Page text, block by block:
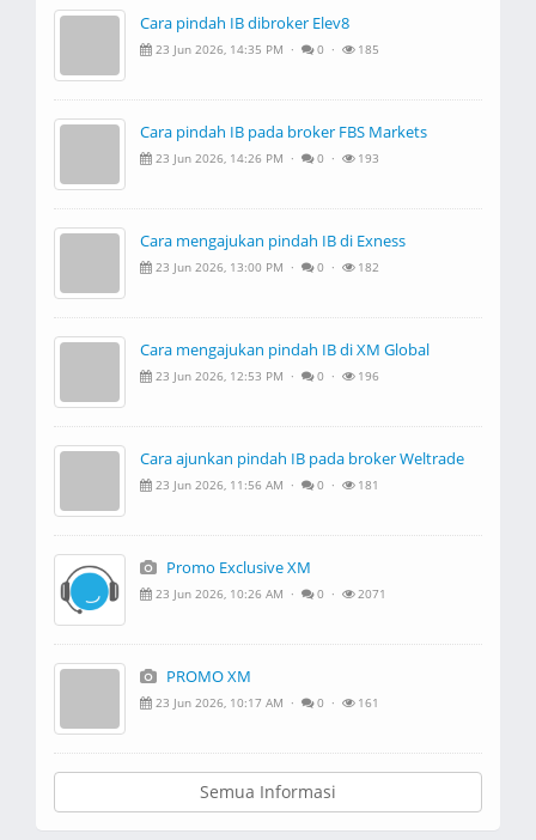
Cara pindah IB dibroker Elev8
23 Jun 2026, 14:35 PM · 0 · 185
Cara pindah IB pada broker FBS Markets
23 Jun 2026, 14:26 PM · 0 · 193
Cara mengajukan pindah IB di Exness
23 Jun 2026, 13:00 PM · 0 · 182
Cara mengajukan pindah IB di XM Global
23 Jun 2026, 12:53 PM · 0 · 196
Cara ajunkan pindah IB pada broker Weltrade
23 Jun 2026, 11:56 AM · 0 · 181
Promo Exclusive XM
23 Jun 2026, 10:26 AM · 0 · 2071
PROMO XM
23 Jun 2026, 10:17 AM · 0 · 161
Semua Informasi